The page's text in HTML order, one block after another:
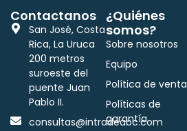
¿Quiénes
somos?
Sobre nosotros
Equipo
Política de venta
Políticas de
garantía
Contactanos
San José, Costa
Rica, La Uruca
200 metros
suroeste del
puente Juan
Pablo II.
consultas@intradeabc.com